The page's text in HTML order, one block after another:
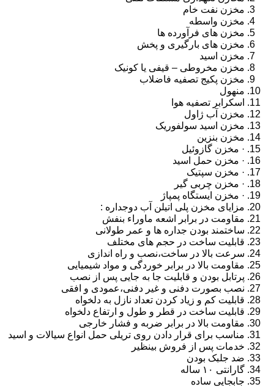
مخزن نفت خام
مخزن واسطه
مخزن های فرآورده ها
مخزن های بارگیری و پخش
مخزن اسید
مخزن مخروطی – قیفی یا کونیک
مخزن پکیج تصفیه فاضلاب
منهول
اسکرابر تصفیه هوا
مخزن آب ژاول
مخزن اسید سولفوریک
مخزن بنزین
· مخزن گازوئیل
· مخزن حمل اسید
· مخزن سپتیک
· مخزن چربی گیر
· مخزن ایستگاه پمپاژ
مزایای مخزن پلی اتیلن آب دوجداره :
مقاومت در برابر اشعه ماوراء بنفش
ساختمند بودن جداره ها و عمر طولانی
قابلیت ساخت در حجم های مختلف
سرعت بالا در ساخت،نصب و راه اندازی
مقاومت بالا در برابر خوردگی و مواد شیمیایی
پرتابل بودن و قابلیت جا به جایی پس از نصب
نصب بصورت دفنی و غیر دفنی،عمودی و افقی
قابلیت کم و زیاد کردن تعداد نازل به دلخواه
قابلیت ساخت در قطر و طول و ارتفاع دلخواه
مقاومت بالا در برابر ضربه و فشار خارجی
مناسب برای قرار دادن روی تریلی حمل انواع سیالات و اسید
خدمات پس از فروش بینظیر
ضد جلبک بودن
گارانتی ۱۰ ساله
جابجایی ساده